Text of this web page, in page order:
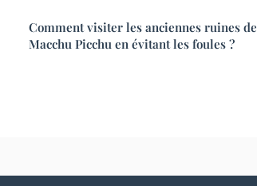
Comment visiter les anciennes ruines de
Macchu Picchu en évitant les foules ?